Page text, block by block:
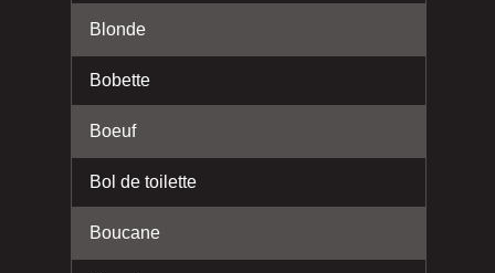
Blonde
Bobette
Boeuf
Bol de toilette
Boucane